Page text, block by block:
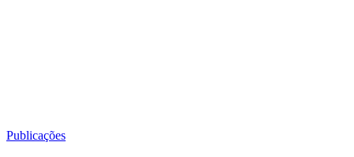
Publicações